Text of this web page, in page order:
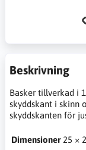
Beskrivning
Basker tillverkad i
skyddskant i skinn
skyddskanten för
Dimensioner 25 ×